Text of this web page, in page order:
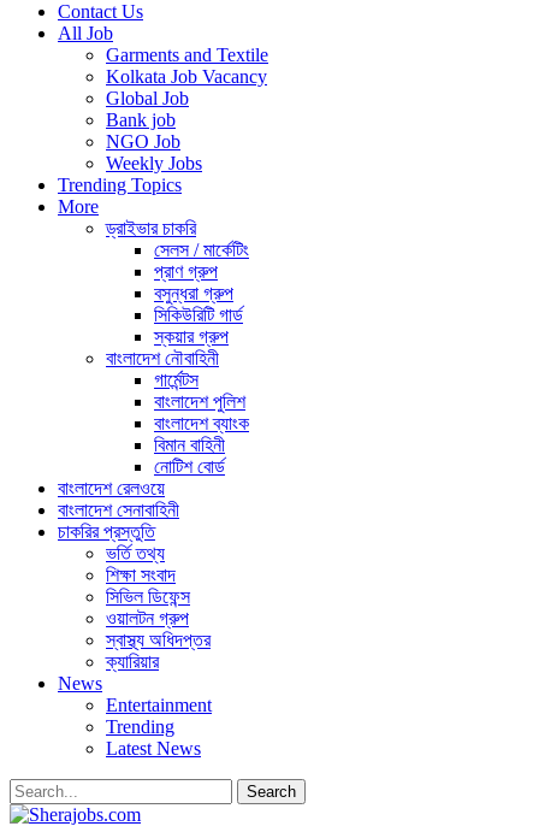
Contact Us
All Job
Garments and Textile
Kolkata Job Vacancy
Global Job
Bank job
NGO Job
Weekly Jobs
Trending Topics
More
ড্রাইভার চাকরি
সেলস / মার্কেটিং
প্রাণ গ্রুপ
বসুন্ধরা গ্রুপ
সিকিউরিটি গার্ড
স্কয়ার গ্রুপ
বাংলাদেশ নৌবাহিনী
গার্মেন্টস
বাংলাদেশ পুলিশ
বাংলাদেশ ব্যাংক
বিমান বাহিনী
নোটিশ বোর্ড
বাংলাদেশ রেলওয়ে
বাংলাদেশ সেনাবাহিনী
চাকরির প্রস্তুতি
ভর্তি তথ্য
শিক্ষা সংবাদ
সিভিল ডিফেন্স
ওয়ালটন গ্রুপ
স্বাস্থ্য অধিদপ্তর
ক্যারিয়ার
News
Entertainment
Trending
Latest News